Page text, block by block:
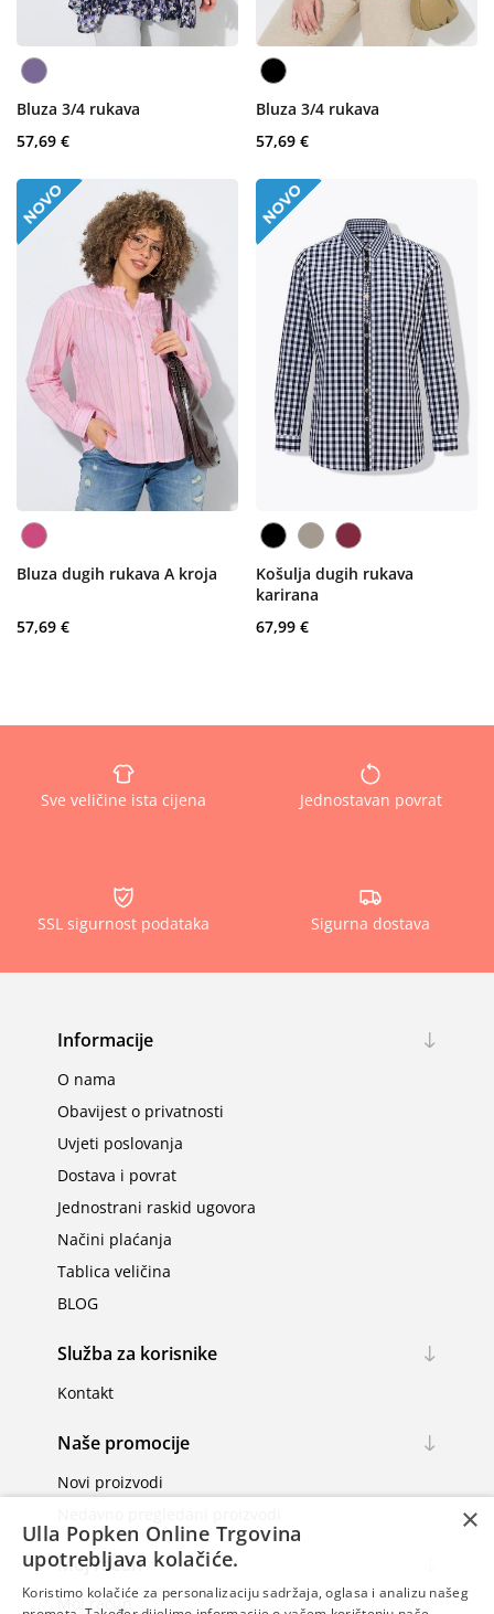
Bluza 3/4 rukava
57,69 €
Bluza 3/4 rukava
57,69 €
Bluza dugih rukava A kroja
57,69 €
Košulja dugih rukava
karirana
67,99 €
Sve veličine ista cijena Jednostavan povrat
SSL sigurnost podataka Sigurna dostava
Informacije
O nama
Obavijest o privatnosti
Uvjeti poslovanja
Dostava i povrat
Jednostrani raskid ugovora
Načini plaćanja
Tablica veličina
BLOG
Služba za korisnike
Kontakt
Naše promocije
Novi proizvodi
Moj račun
Moj račun
×
Ulla Popken Online Trgovina
upotrebljava kolačiće.
Koristimo kolačiće za personalizaciju sadržaja, oglasa i analizu našeg